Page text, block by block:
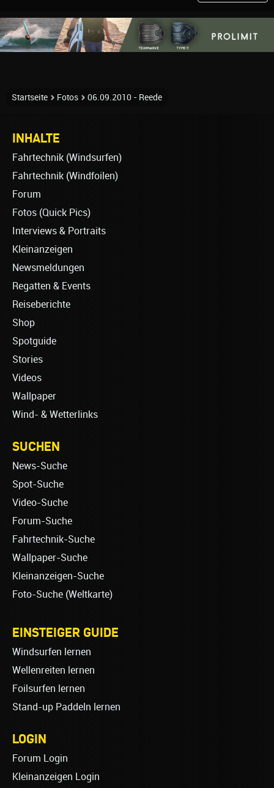
Startseite Fotos 06.09.2010 - Reede
INHALTE
Fahrtechnik (Windsurfen)
Fahrtechnik (Windfoilen)
Forum
Fotos (Quick Pics)
Interviews & Portraits
Kleinanzeigen
Newsmeldungen
Regatten & Events
Reiseberichte
Shop
Spotguide
Stories
Videos
Wallpaper
Wind- & Wetterlinks
SUCHEN
News-Suche
Spot-Suche
Video-Suche
Forum-Suche
Fahrtechnik-Suche
Wallpaper-Suche
Kleinanzeigen-Suche
Foto-Suche (Weltkarte)
EINSTEIGER GUIDE
Windsurfen lernen
Wellenreiten lernen
Foilsurfen lernen
Stand-up Paddeln lernen
LOGIN
Forum Login
Kleinanzeigen Login